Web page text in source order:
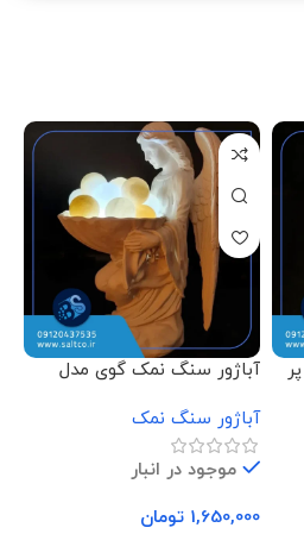
آباژور سنگ نمک گوی مدل
آباژور سنگ نمک
موجود در انبار
1,650,000 تومان